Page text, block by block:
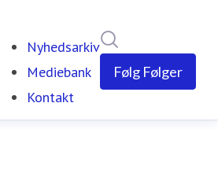
Nyhedsarkiv
Mediebank
Kontakt
Følg Følger